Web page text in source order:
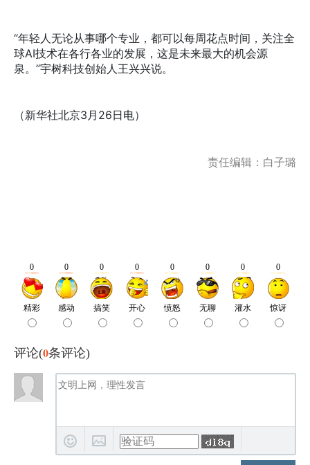
“年轻人无论从事哪个专业，都可以每周花点时间，关注全
球AI技术在各行各业的发展，这是未来最大的机会源
泉。”宇树科技创始人王兴兴说。
（新华社北京3月26日电）
责任编辑：白子璐
评论(0条评论)